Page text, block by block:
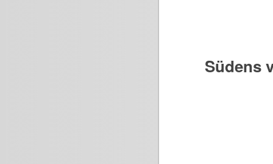
Südens